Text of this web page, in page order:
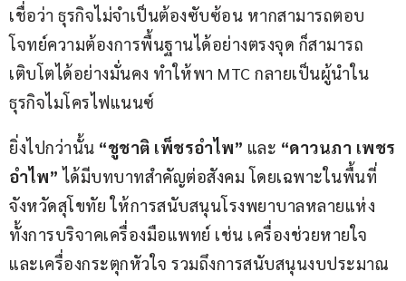
เชื่อว่า ธุรกิจไม่จำเป็นต้องซับซ้อน หากสามารถตอบ
โจทย์ความต้องการพื้นฐานได้อย่างตรงจุด ก็สามารถ
เติบโตได้อย่างมั่นคง ทำให้พา MTC กลายเป็นผู้นำใน
ธุรกิจไมโครไฟแนนซ์
ยิ่งไปกว่านั้น “ชูชาติ เพ็ชรอำไพ” และ “ดาวนภา เพชร
อำไพ” ได้มีบทบาทสำคัญต่อสังคม โดยเฉพาะในพื้นที่
จังหวัดสุโขทัย ให้การสนับสนุนโรงพยาบาลหลายแห่ง
ทั้งการบริจาคเครื่องมือแพทย์ เช่น เครื่องช่วยหายใจ
และเครื่องกระตุกหัวใจ รวมถึงการสนับสนุนงบประมาณ